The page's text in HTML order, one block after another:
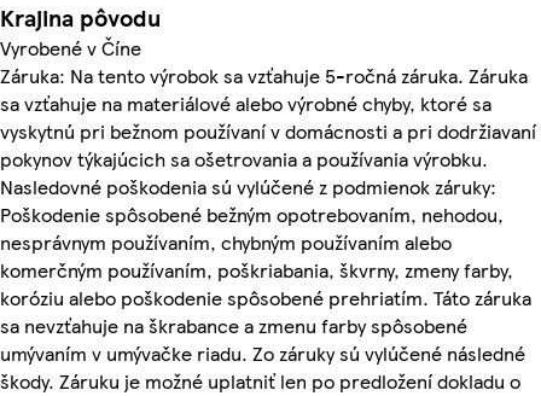
Krajina pôvodu
Vyrobené v Číne
Záruka: Na tento výrobok sa vzťahuje 5-ročná záruka. Záruka
sa vzťahuje na materiálové alebo výrobné chyby, ktoré sa
vyskytnú pri bežnom používaní v domácnosti a pri dodržiavaní
pokynov týkajúcich sa ošetrovania a používania výrobku.
Nasledovné poškodenia sú vylúčené z podmienok záruky:
Poškodenie spôsobené bežným opotrebovaním, nehodou,
nesprávnym používaním, chybným používaním alebo
komerčným používaním, poškriabania, škvrny, zmeny farby,
koróziu alebo poškodenie spôsobené prehriatím. Táto záruka
sa nevzťahuje na škrabance a zmenu farby spôsobené
umývaním v umývačke riadu. Zo záruky sú vylúčené následné
škody. Záruku je možné uplatniť len po predložení dokladu o